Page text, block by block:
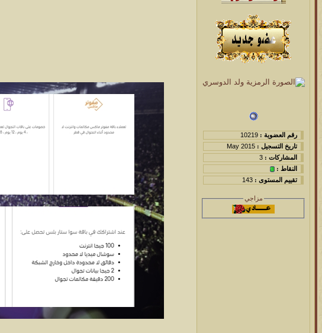
رقم العضوية : 10219
تاريخ التسجيل : May 2015
المشاركات : 3
النقاط :
تقييم المستوى : 143
مزاجي